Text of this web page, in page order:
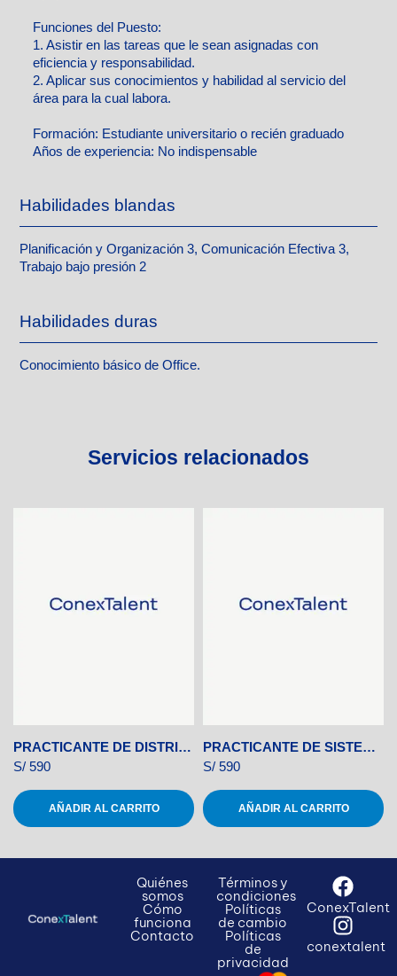
Funciones del Puesto:
1. Asistir en las tareas que le sean asignadas con
eficiencia y responsabilidad.
2. Aplicar sus conocimientos y habilidad al servicio del
área para la cual labora.
Formación: Estudiante universitario o recién graduado
Años de experiencia: No indispensable
Habilidades blandas
Planificación y Organización 3, Comunicación Efectiva 3,
Trabajo bajo presión 2
Habilidades duras
Conocimiento básico de Office.
Servicios relacionados
PRACTICANTE DE DISTRIBUCIÓN
S/ 590
AÑADIR AL CARRITO
PRACTICANTE DE SISTEMAS
S/ 590
AÑADIR AL CARRITO
Quiénes
somos
Cómo
funciona
Contacto
Términos y
condiciones
Políticas
de cambio
Políticas
de
privacidad
ConexTalent
conextalent